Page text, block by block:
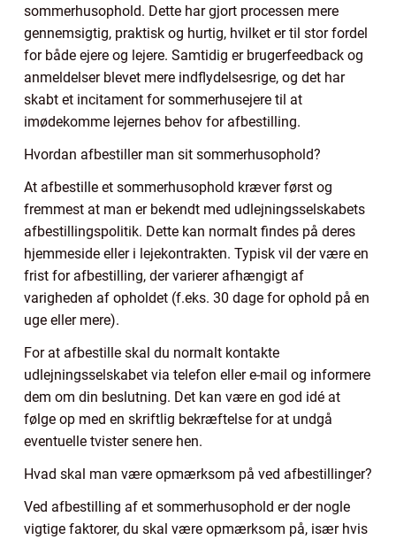
sommerhusophold. Dette har gjort processen mere
gennemsigtig, praktisk og hurtig, hvilket er til stor fordel
for både ejere og lejere. Samtidig er brugerfeedback og
anmeldelser blevet mere indflydelsesrige, og det har
skabt et incitament for sommerhusejere til at
imødekomme lejernes behov for afbestilling.
Hvordan afbestiller man sit sommerhusophold?
At afbestille et sommerhusophold kræver først og
fremmest at man er bekendt med udlejningsselskabets
afbestillingspolitik. Dette kan normalt findes på deres
hjemmeside eller i lejekontrakten. Typisk vil der være en
frist for afbestilling, der varierer afhængigt af
varigheden af opholdet (f.eks. 30 dage for ophold på en
uge eller mere).
For at afbestille skal du normalt kontakte
udlejningsselskabet via telefon eller e-mail og informere
dem om din beslutning. Det kan være en god idé at
følge op med en skriftlig bekræftelse for at undgå
eventuelle tvister senere hen.
Hvad skal man være opmærksom på ved afbestillinger?
Ved afbestilling af et sommerhusophold er der nogle
vigtige faktorer, du skal være opmærksom på, især hvis